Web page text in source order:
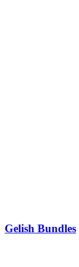
Gelish Bundles